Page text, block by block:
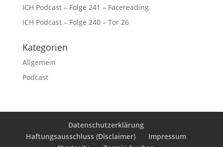
ICH Podcast – Folge 241 – Facereading
ICH Podcast – Folge 240 – Tor 26
Kategorien
Allgemein
Podcast
Datenschutzerklärung
Haftungsausschluss (Disclaimer)
Impressum